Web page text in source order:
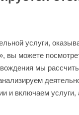
услуги,
вы можете
мы
и включаем